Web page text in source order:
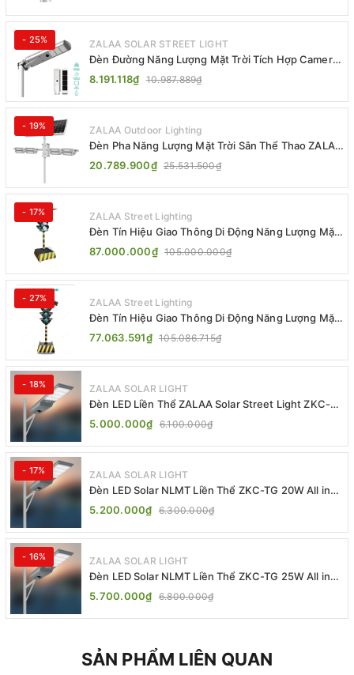
- 25% ZALAA SOLAR STREET LIGHT
Đèn Đường Năng Lượng Mặt Trời Tích Hợp Camera
ZALAA ZL-BJ04-CCTV (80W, IP65)
8.191.118₫ 10.987.889₫
- 19% ZALAA Outdoor Lighting
Đèn Pha Năng Lượng Mặt Trời Sân Thể Thao ZALAA
Jsc Chống Nước IP65 Cao Cấp
20.789.900₫ 25.531.500₫
- 17% ZALAA Street Lighting
Đèn Tín Hiệu Giao Thông Di Động Năng Lượng Mặt
Trời ZALAA ZL-300A-D
87.000.000₫ 105.000.000₫
- 27% ZALAA Street Lighting
Đèn Tín Hiệu Giao Thông Di Động Năng Lượng Mặt
Trời ZALAA ZL-409300C
77.063.591₫ 105.086.715₫
- 18% ZALAA SOLAR LIGHT
Đèn LED Liền Thể ZALAA Solar Street Light ZKC-
TG 20W 25W 30W All In One
5.000.000₫ 6.100.000₫
- 17% ZALAA SOLAR LIGHT
Đèn LED Solar NLMT Liền Thể ZKC-TG 20W All in
One | ZALAA Street Light
5.200.000₫ 6.300.000₫
- 16% ZALAA SOLAR LIGHT
Đèn LED Solar NLMT Liền Thể ZKC-TG 25W All in
One | ZALAA Street Light
5.700.000₫ 6.800.000₫
SẢN PHẨM LIÊN QUAN